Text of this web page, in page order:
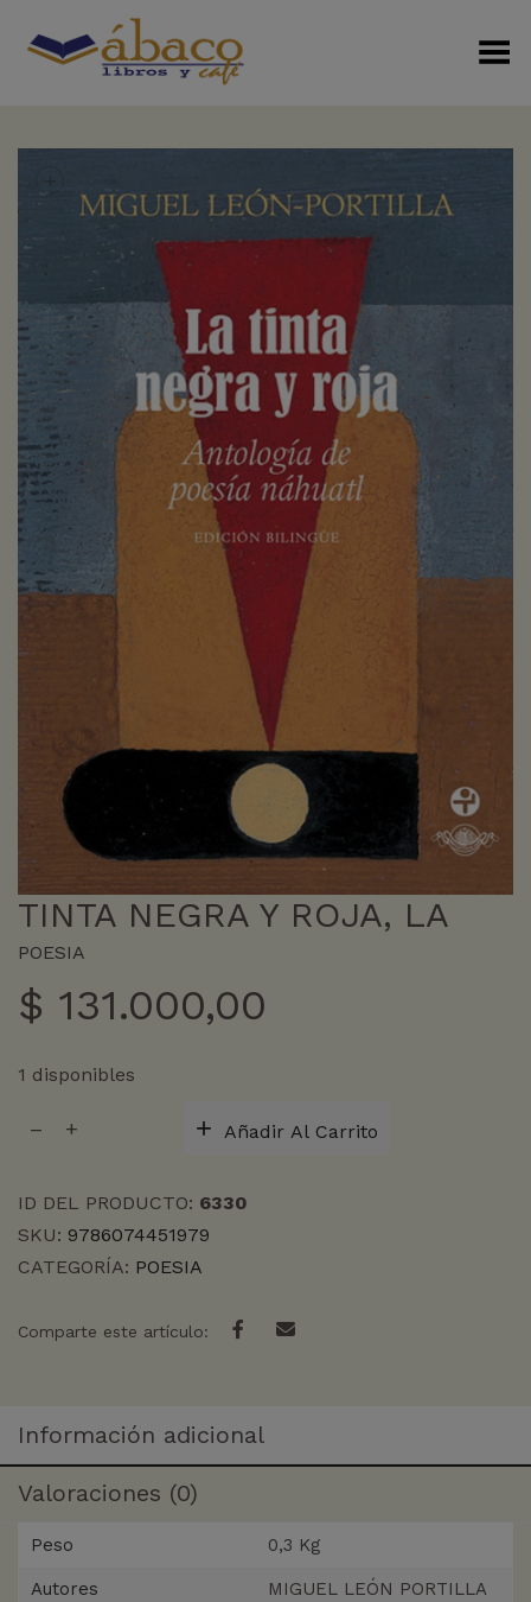
Menú Alterno
TINTA NEGRA Y ROJA, LA
POESIA
$ 131.000,00
1 disponibles
NEGRA
cantidad
Añadir Al Carrito
ID DEL PRODUCTO: 6330
SKU: 9786074451979
CATEGORÍA: POESIA
Comparte este artículo:
Información adicional
Valoraciones (0)
Peso 0,3 Kg
Autores MIGUEL LEÓN PORTILLA